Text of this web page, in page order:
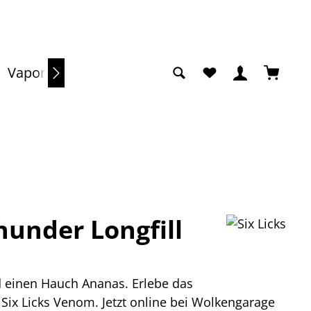
Vaporizer Du hast 0 Produkte
Longfill
Hauch Ananas. Erlebe das
Licks Venom. Jetzt online bei Wolkengarage